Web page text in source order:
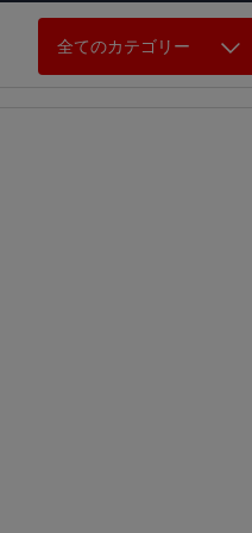
全てのカテゴリー